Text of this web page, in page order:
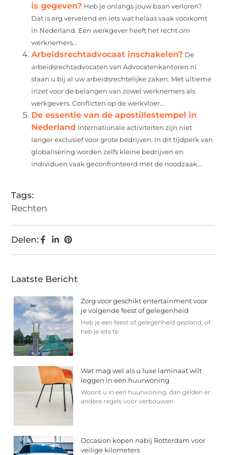
is gegeven? Heb je onlangs jouw baan verloren?
Dat is erg vervelend en iets wat helaas vaak voorkomt
in Nederland. Een werkgever heeft het recht om
werknemers...
Arbeidsrechtadvocaat inschakelen? De
arbeidsrechtadvocaten van Advocatenkantoren.nl
staan u bij al uw arbeidsrechtelijke zaken. Met ultieme
inzet voor de belangen van zowel werknemers als
werkgevers. Conflicten op de werkvloer...
De essentie van de apostillestempel in
Nederland Internationale activiteiten zijn niet
langer exclusief voor grote bedrijven. In dit tijdperk van
globalisering worden zelfs kleine bedrijven en
individuen vaak geconfronteerd met de noodzaak...
Tags:
Rechten
Delen:
Laatste Bericht
Zorg voor geschikt entertainment voor
je volgende feest of gelegenheid
Heb je een feest of gelegenheid gepland, of
heb je iets te
Wat mag wel als u luxe laminaat wilt
leggen in een huurwoning
Woont u in een huurwoning, dan gelden er
andere regels voor verbouwen
Occasion kopen nabij Rotterdam voor
veilige kilometers